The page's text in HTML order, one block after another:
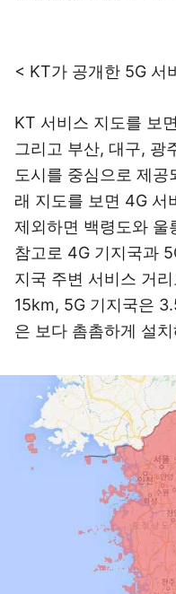
< KT가 공개한 5G 서
KT 서비스 지도를 보
그리고 부산, 대구, 광
도시를 중심으로 제
래 지도를 보면 4G 서
제외하면 백령도와 울
참고로 4G 기지국과
지국 주변 서비스 거
15km, 5G 기지국은
은 보다 촘촘하게 설